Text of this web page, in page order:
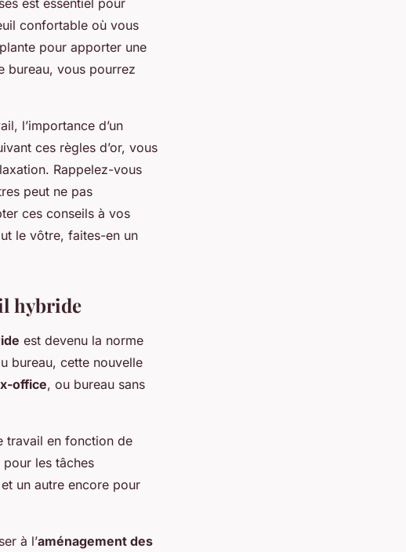
confortable où vous
pour apporter une
bureau, vous pourrez
l’importance d’un
ces règles d’or, vous
Rappelez-vous
peut ne pas
ces conseils à vos
le vôtre, faites-en un
hybride
est devenu la norme
bureau, cette nouvelle
office, ou bureau sans
travail en fonction de
les tâches
un autre encore pour
à l’aménagement des